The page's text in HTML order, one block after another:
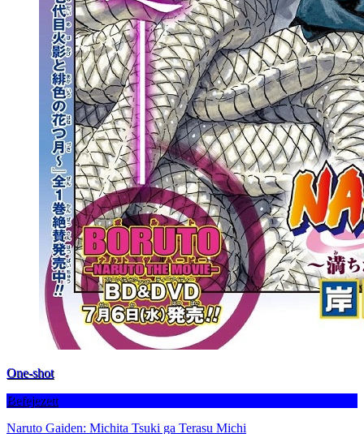
One-shot
Befejezett
Naruto Gaiden: Michita Tsuki ga Terasu Michi